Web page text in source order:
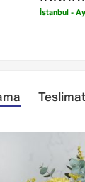
İstanbul -
Teslimat